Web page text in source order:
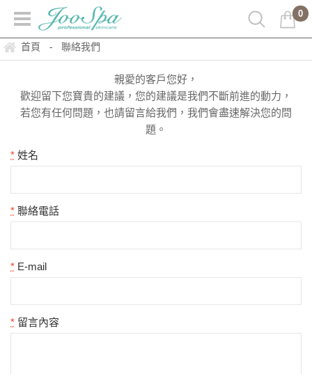
0
首頁 - 聯絡我們
親愛的客戶您好，
歡迎留下您寶貴的建議，您的建議是我們不斷前進的動力，
若您有任何問題，也請留言給我們，我們會盡速解決您的問
題。
* 姓名
* 聯絡電話
* E-mail
* 留言內容